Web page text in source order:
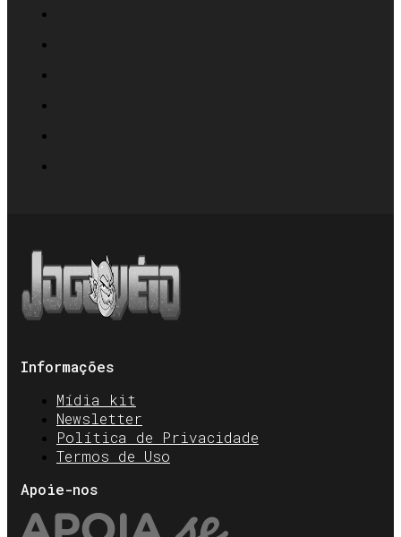
Informações
Mídia kit
Newsletter
Política de Privacidade
Termos de Uso
Apoie-nos